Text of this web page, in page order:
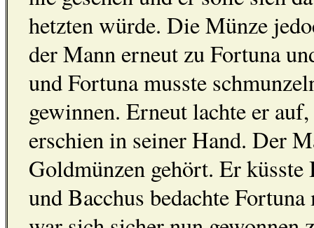
hetzten würde. Die Münze
der Mann erneut zu Fortuna
und Fortuna musste
gewinnen. Erneut lachte er
erschien in seiner Hand. Der
Goldmünzen gehört. Er
und Bacchus bedachte